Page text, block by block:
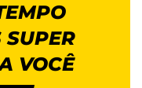
SUPER
VOCÊ